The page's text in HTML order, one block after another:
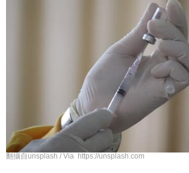
翻攝自unsplash / Via https://unsplash.com